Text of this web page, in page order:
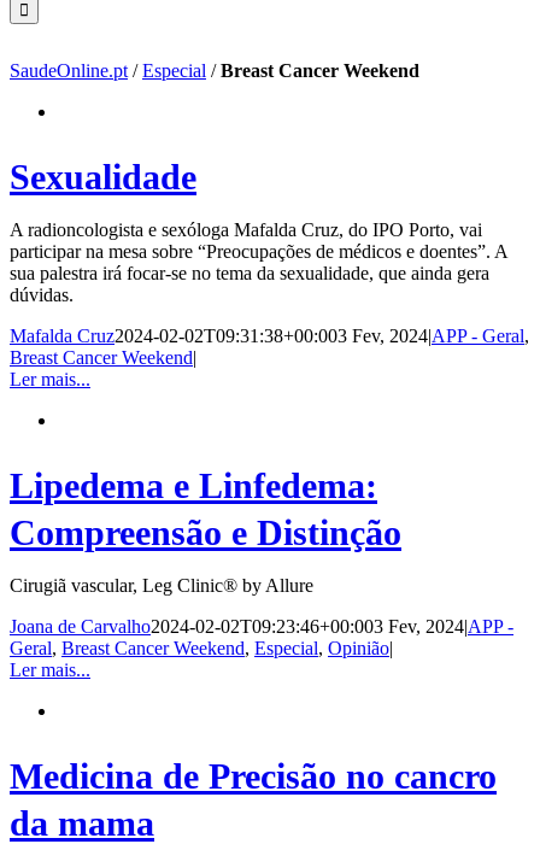
SaudeOnline.pt /Especial /Breast Cancer Weekend
Sexualidade
A radioncologista e sexóloga Mafalda Cruz, do IPO Porto, vai
participar na mesa sobre “Preocupações de médicos e doentes”. A
sua palestra irá focar-se no tema da sexualidade, que ainda gera
dúvidas.
Mafalda Cruz2024-02-02T09:31:38+00:003 Fev, 2024|APP - Geral,
Breast Cancer Weekend|
Ler mais...
Lipedema e Linfedema:
Compreensão e Distinção
Cirugiã vascular, Leg Clinic® by Allure
Joana de Carvalho2024-02-02T09:23:46+00:003 Fev, 2024|APP -
Geral, Breast Cancer Weekend, Especial, Opinião|
Ler mais...
Medicina de Precisão no cancro
da mama